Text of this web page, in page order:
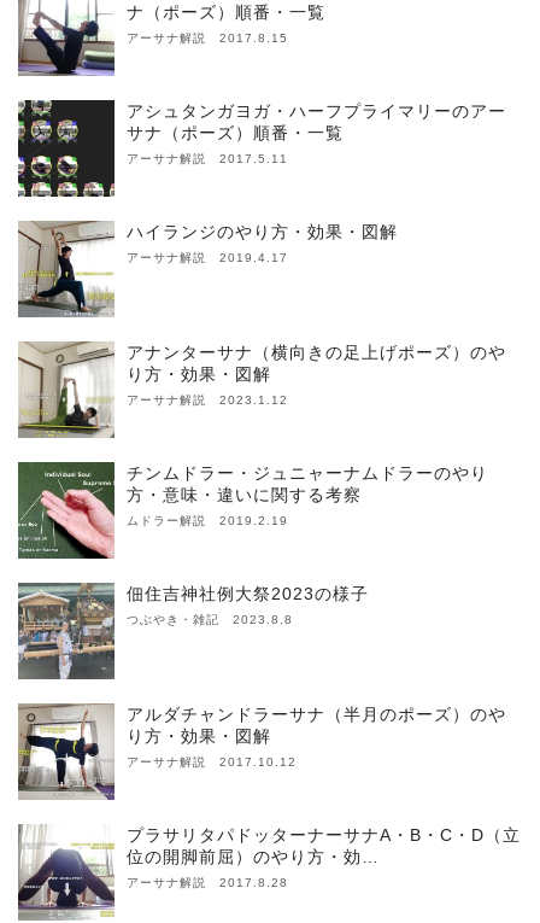
ナ（ポーズ）順番・一覧
アーサナ解説 2017.8.15
アシュタンガヨガ・ハーフプライマリーのアー
サナ（ポーズ）順番・一覧
アーサナ解説 2017.5.11
ハイランジのやり方・効果・図解
アーサナ解説 2019.4.17
アナンターサナ（横向きの足上げポーズ）のや
り方・効果・図解
アーサナ解説 2023.1.12
チンムドラー・ジュニャーナムドラーのやり
方・意味・違いに関する考察
ムドラー解説 2019.2.19
佃住吉神社例大祭2023の様子
つぶやき・雑記 2023.8.8
アルダチャンドラーサナ（半月のポーズ）のや
り方・効果・図解
アーサナ解説 2017.10.12
プラサリタパドッターナーサナA・B・C・D（立
位の開脚前屈）のやり方・効…
アーサナ解説 2017.8.28